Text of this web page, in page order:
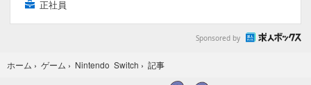
正社員
Sponsored by
ホーム › ゲーム › Nintendo Switch › 記事